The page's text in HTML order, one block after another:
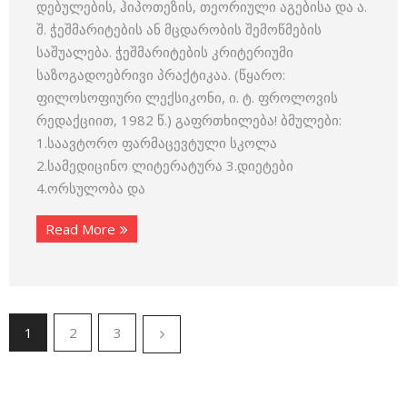
დებულების, ჰიპოთეზის, თეორიული აგებისა და ა.
შ. ჭეშმარიტების ან მცდარობის შემოწმების
საშუალება. ჭეშმარიტების კრიტერიუმი
საზოგადოებრივი პრაქტიკაა. (წყარო:
ფილოსოფიური ლექსიკონი, ი. ტ. ფროლოვის
რედაქციით, 1982 წ.) გაფრთხილება! ბმულები:
1.საავტორო ფარმაცევტული სკოლა
2.სამედიცინო ლიტერატურა 3.დიეტები
4.ორსულობა და
Read More
1 2 3